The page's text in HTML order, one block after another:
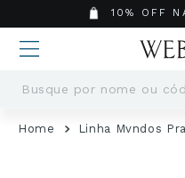
10% OFF
Busque por nome ou
Linha Mvndos
Termos mais buscados